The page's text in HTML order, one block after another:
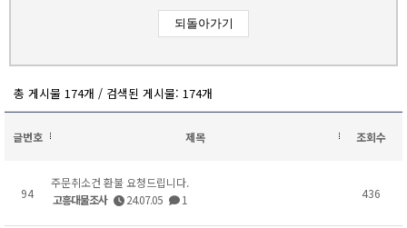
총 게시물 174개 / 검색된 게시물: 174개
글번호 제목 조회수
94
주문취소건 환불 요청드립니다.
고흥대물조사
24.07.05 1 436